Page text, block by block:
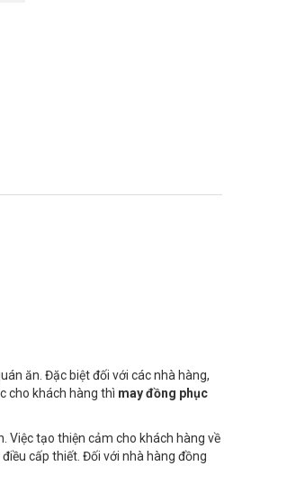
ăn. Đặc biệt đối với các nhà hàng,
cho khách hàng thì may đồng phục
Việc tạo thiện cảm cho khách hàng về
cấp thiết. Đối với nhà hàng đồng